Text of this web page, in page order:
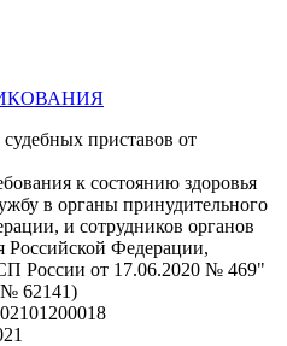
приставов от
к состоянию здоровья
в органы принудительного
и сотрудников органов
Российской Федерации,
России от 17.06.2020 № 469"
№ 62141)